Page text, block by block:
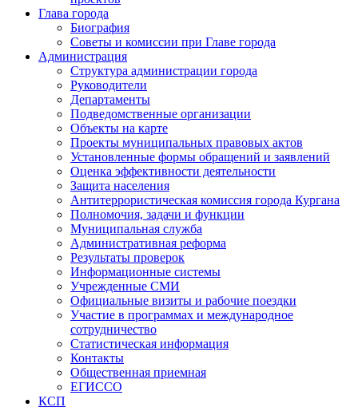
Глава города
Биография
Советы и комиссии при Главе города
Администрация
Структура администрации города
Руководители
Департаменты
Подведомственные организации
Объекты на карте
Проекты муниципальных правовых актов
Установленные формы обращений и заявлений
Оценка эффективности деятельности
Защита населения
Антитеррористическая комиссия города Кургана
Полномочия, задачи и функции
Муниципальная служба
Административная реформа
Результаты проверок
Информационные системы
Учрежденные СМИ
Официальные визиты и рабочие поездки
Участие в программах и международное
сотрудничество
Статистическая информация
Контакты
Общественная приемная
ЕГИССО
КСП